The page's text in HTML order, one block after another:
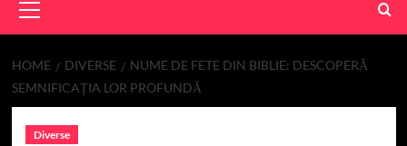
Menu
HOME DIVERSE
NUME DE FETE DIN BIBLIE: DESCOPERĂ
SEMNIFICAȚIA LOR PROFUNDĂ
Diverse